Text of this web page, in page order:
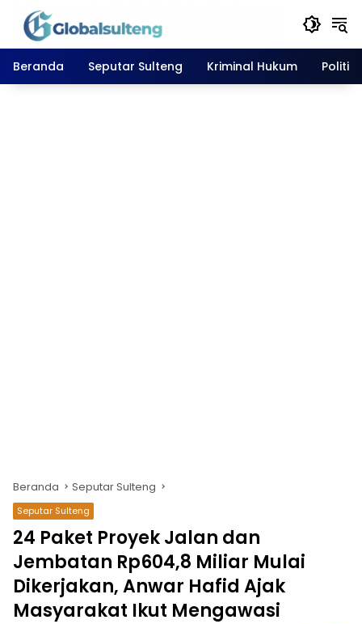
Langsung
konten
Beranda
Seputar Sulteng Kriminal Hukum Politik
Beranda Seputar Sulteng
Seputar Sulteng
24 Paket Proyek Jalan dan
Jembatan Rp604,8 Miliar Mulai
Dikerjakan, Anwar Hafid Ajak
Masyarakat Ikut Mengawasi